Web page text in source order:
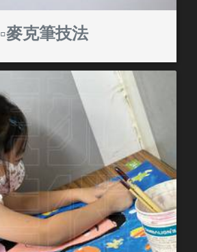
▫️麥克筆技法